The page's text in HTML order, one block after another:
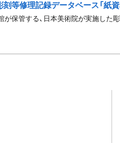
等修理記録データベース「紙資
が保管する、日本美術院が実施した